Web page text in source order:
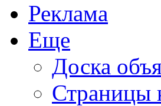
Реклама
Еще
Доска
Страницы